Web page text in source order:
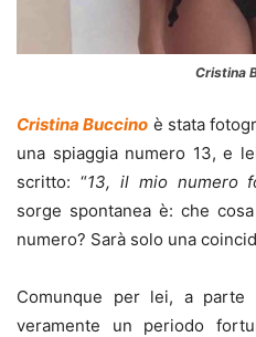
Cristina
Cristina Buccino è stata
una spiaggia numero 13, e
scritto: “13, il mio numero
sorge spontanea è: che
numero? Sarà solo una
Comunque per lei, a parte
veramente un periodo